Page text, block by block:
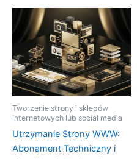
Tworzenie strony i sklepów
internetowych lub social media
Utrzymanie Strony WWW:
Abonament Techniczny i